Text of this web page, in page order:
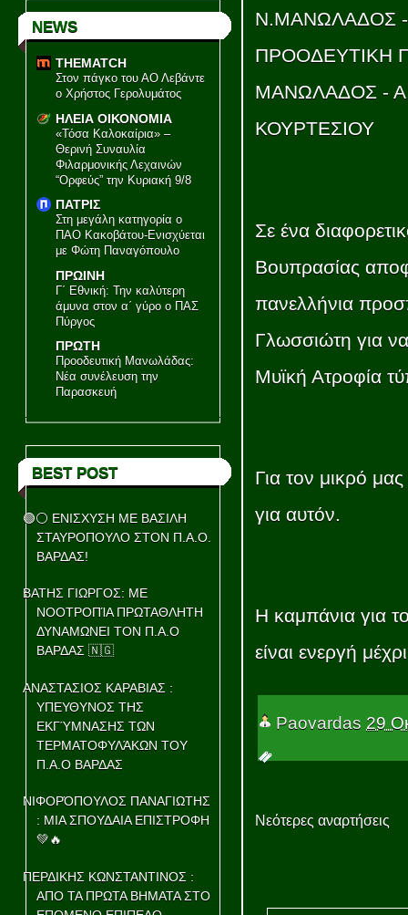
NEWS
THEMATCH
Στον πάγκο του ΑΟ Λεβάντε
ο Χρήστος Γερολυμάτος
ΗΛΕΙΑ ΟΙΚΟΝΟΜΙΑ
«Τόσα Καλοκαίρια» –
Θερινή Συναυλία
Φιλαρμονικής Λεχαινών
“Ορφεύς” την Κυριακή 9/8
ΠΑΤΡΙΣ
Στη μεγάλη κατηγορία ο
ΠΑΟ Κακοβάτου-Ενισχύεται
με Φώτη Παναγόπουλο
ΠΡΩΙΝΗ
Γ΄ Εθνική: Την καλύτερη
άμυνα στον α΄ γύρο ο ΠΑΣ
Πύργος
ΠΡΩΤΗ
Προοδευτική Μανωλάδας:
Νέα συνέλευση την
Παρασκευή
BEST POST
🟢⚪ ΕΝΙΣΧΥΣΗ ΜΕ ΒΑΣΙΛΗ
ΣΤΑΥΡΟΠΟΥΛΟ ΣΤΟΝ Π.Α.Ο.
ΒΑΡΔΑΣ!
ΒΑΤΗΣ ΓΙΩΡΓΟΣ: ΜΕ
ΝΟΟΤΡΟΠΊΑ ΠΡΩΤΑΘΛΗΤΗ
ΔΥΝΑΜΩΝΕΙ ΤΟΝ Π.Α.Ο
ΒΑΡΔΑΣ 🇳🇬
ΑΝΑΣΤΑΣΙΟΣ ΚΑΡΑΒΙΑΣ :
ΥΠΕΥΘΥΝΟΣ ΤΗΣ
ΕΚΓΎΜΝΑΣΗΣ ΤΩΝ
ΤΕΡΜΑΤΟΦΥΛΆΚΩΝ ΤΟΥ
Π.Α.Ο ΒΑΡΔΑΣ
ΝΙΦΟΡΌΠΟΥΛΟΣ ΠΑΝΑΓΙΩΤΗΣ
: ΜΙΑ ΣΠΟΥΔΑΙΑ ΕΠΙΣΤΡΟΦΗ
💚🔥
ΠΕΡΔΙΚΗΣ ΚΩΝΣΤΑΝΤΙΝΟΣ :
ΑΠΟ ΤΑ ΠΡΩΤΑ ΒΗΜΑΤΑ ΣΤΟ
Ν.ΜΑΝΩΛΑΔΟΣ -
ΠΡΟΟΔΕΥΤΙΚΗ
ΜΑΝΩΛΑΔΟΣ -
ΚΟΥΡΤΕΣΙΟΥ
Σε ένα
Βουπρασίας
πανελλήνια
Γλωσσιώτη για
Μυϊκή Ατροφία
Για τον μικρό
για αυτόν.
Η καμπάνια για
είναι ενεργή
Paovardas 29
Νεότερες αναρτήσεις